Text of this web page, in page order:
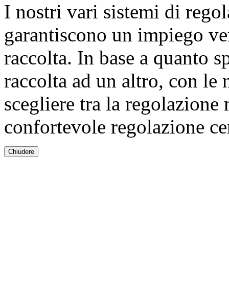
I nostri vari sistemi di
garantiscono un impiego
raccolta. In base a quanto
raccolta ad un altro, con
scegliere tra la
confortevole regolazione
Chiudere